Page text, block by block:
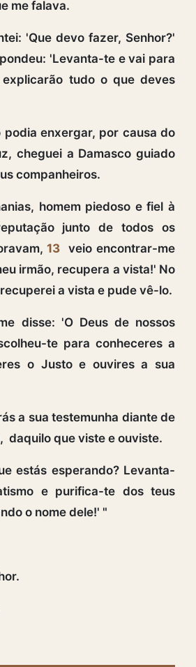
me falava.
'Que devo fazer, Senhor?'
'Levanta-te e vai para
tudo o que deves
podia enxergar, por causa do
cheguei a Damasco guiado
companheiros.
homem piedoso e fiel à
junto de todos os
13 veio encontrar-me
irmão, recupera a vista!' No
a vista e pude vê-lo.
disse: 'O Deus de nossos
te para conheceres a
o Justo e ouvires a sua
a sua testemunha diante de
daquilo que viste e ouviste.
estás esperando? Levanta-
e purifica-te dos teus
o nome dele!' "